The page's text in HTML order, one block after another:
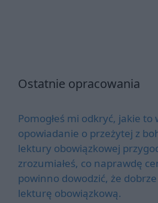
Ostatnie opracowania
Pomogłeś mi odkryć, jakie to
opowiadanie o przeżytej z
lektury obowiązkowej
zrozumiałeś, co naprawdę
powinno dowodzić, że
lekturę obowiązkową.